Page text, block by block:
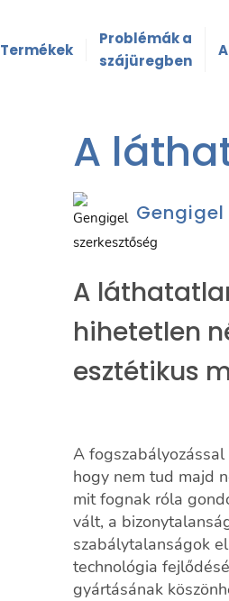
Termékek
Problémák a
szájüregben
A
A
hihetetlen
esztétikus
A
hogy nem tud majd
mit fognak róla
vált, a
szabálytalanságok
technológia
gyártásának